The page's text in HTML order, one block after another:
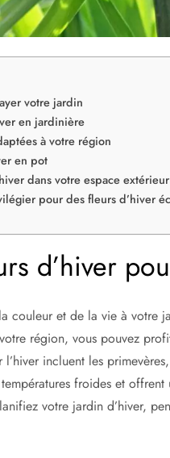
votre jardin
en jardinière
à votre région
en pot
dans votre espace extérieur
pour des fleurs d’hiver
d’hiver
couleur et de la vie à votre
région, vous pouvez
incluent les
froides et
votre jardin d’hiver,